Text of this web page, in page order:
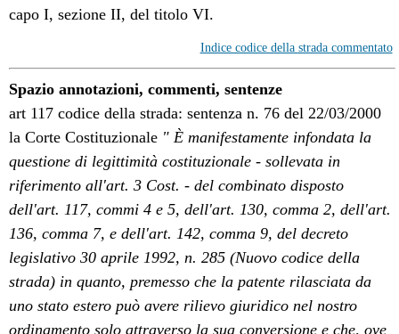
capo I, sezione II, del titolo VI.
Indice codice della strada commentato
Spazio annotazioni, commenti, sentenze
art 117 codice della strada: sentenza n. 76 del 22/03/2000
la Corte Costituzionale "Èmanifestamente infondata la
questione di legittimità costituzionale - sollevata in
riferimento all'art. 3 Cost. - del combinato disposto
dell'art. 117, commi 4 e 5, dell'art. 130, comma 2, dell'art.
136, comma 7, e dell'art. 142, comma 9, del decreto
legislativo 30 aprile 1992, n. 285 (Nuovo codice della
strada) in quanto, premesso che la patente rilasciata da
uno stato estero può avere rilievo giuridico nel nostro
ordinamento solo attraverso la sua conversione e che, ove